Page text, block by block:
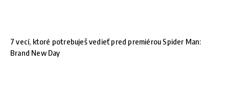
7 vecí, ktoré potrebuješ vedieť pred premiérou Spider Man:
Brand New Day